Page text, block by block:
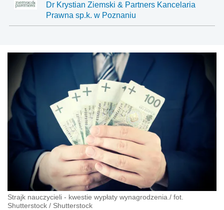
Dr Krystian Ziemski & Partners Kancelaria
Prawna sp.k. w Poznaniu
Strajk nauczycieli - kwestie wypłaty wynagrodzenia./ fot.
Shutterstock / Shutterstock